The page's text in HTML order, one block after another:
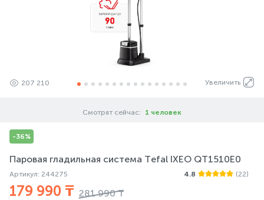
Увеличить
207 210
Смотрят сейчас: 1 человек
-36%
Паровая гладильная система Tefal IXEO QT1510E0
Артикул: 244275 4.8 (22)
179 990 ₸ 281 990 ₸